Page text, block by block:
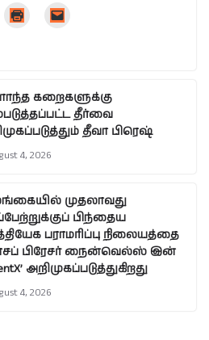
கறைகளுக்கு
தீர்வை
தீவா பிரெஷ்
4, 2026
முதலாவது
பிந்தைய
பராமரிப்பு நிலையத்தை
பிரேசர் நைன்வெல்ஸ் இன்
அறிமுகப்படுத்துகிறது
4, 2026